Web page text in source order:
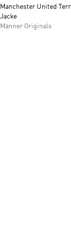
Manchester United
Jacke
Männer Originals